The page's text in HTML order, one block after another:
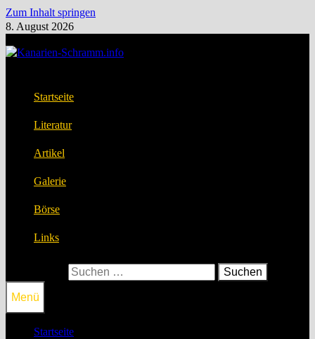
Zum Inhalt springen
8. August 2026
Startseite
Literatur
Artikel
Galerie
Börse
Links
Menü
Startseite